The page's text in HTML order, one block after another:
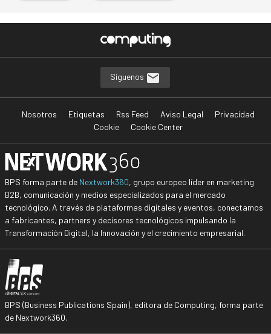
Síguenos
Nosotros Etiquetas Rss Feed Aviso Legal
Privacidad
Cookie
Cookie Center
BPS forma parte de Nextwork360, grupo europeo líder en marketing
B2B, comunicación y medios especializados para el mercado
tecnológico. A través de plataformas digitales y eventos, conectamos
a fabricantes, partners y decisores tecnológicos impulsando la
Transformación Digital, la Innovación y el crecimiento empresarial.
BPS (Business Publications Spain), editora de Computing, forma parte
de Nextwork360.